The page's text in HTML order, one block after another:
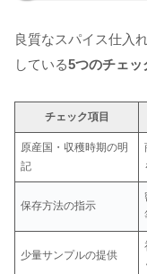
良質なスパイス仕入
している5つのチェッ
チェック項目
原産国・収穫時期の明
記
保存方法の指示
少量サンプルの提供